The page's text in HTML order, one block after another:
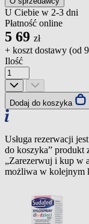
U Ciebie w 2-3 dni
Płatność online
5 69 zł
+ koszt dostawy (od
Ilość
Dodaj do koszyka
Usługa rezerwacji
do koszyka” produkt
„Zarezerwuj i kup w
możliwa w kolejnym